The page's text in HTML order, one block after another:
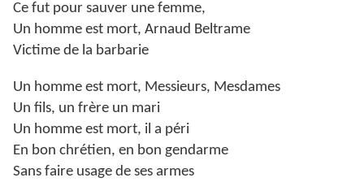
Ce fut pour sauver une femme,
Un homme est mort, Arnaud Beltrame
Victime de la barbarie
Un homme est mort, Messieurs, Mesdames
Un fils, un frère un mari
Un homme est mort, il a péri
En bon chrétien, en bon gendarme
Sans faire usage de ses armes